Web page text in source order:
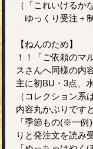
（「これいける
ゆっくり受注＋
【ねんのため】
！！「ご依頼のマ
スさんへ同様の内
主に初BU・3点、
（コレクション系
内容丸かぶりです
「季節もの(※一
りと発注文を読み